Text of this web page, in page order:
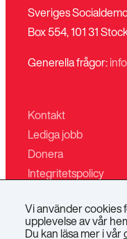
Sveriges
Box 554, 101 31
Generella frågor:
Kontakt
Lediga jobb
Donera
Integritetspolicy
Villkor för butiken
Vi använder cookies
upplevelse av vår
Du kan läsa mer i vår